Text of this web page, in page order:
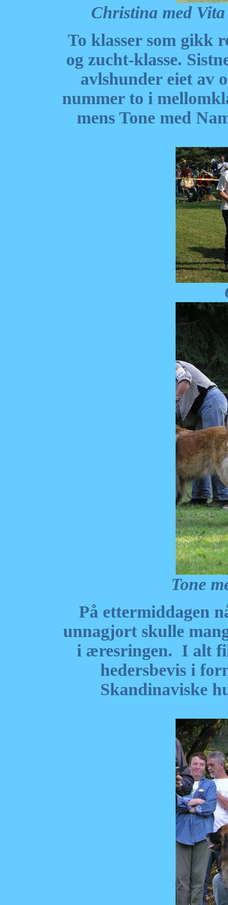
Christina med
To klasser som gikk
og zucht-klasse.
avlshunder eiet av
nummer to i
mens Tone med
Tone
På ettermiddagen
unnagjort skulle
i æresringen. I alt
hedersbevis i
Skandinaviske